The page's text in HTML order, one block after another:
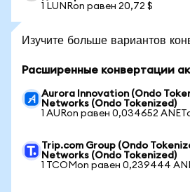
1 LUNRon равен 20,72 $
Изучите больше вариантов
Расширенные конвертации
Aurora Innovation (Ondo
Networks (Ondo Tokenized)
1 AURon равен 0,034652
Trip.com Group (Ondo
Networks (Ondo Tokenized)
1 TCOMon равен 0,239444